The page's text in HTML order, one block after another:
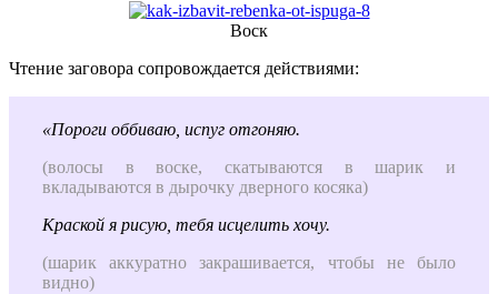
Воск
Чтение заговора сопровождается действиями:
«Пороги оббиваю, испуг отгоняю.
(волосы в воске, скатываются в шарик и
вкладываются в дырочку дверного косяка)
Краской я рисую, тебя исцелить хочу.
(шарик аккуратно закрашивается, чтобы не было
видно)